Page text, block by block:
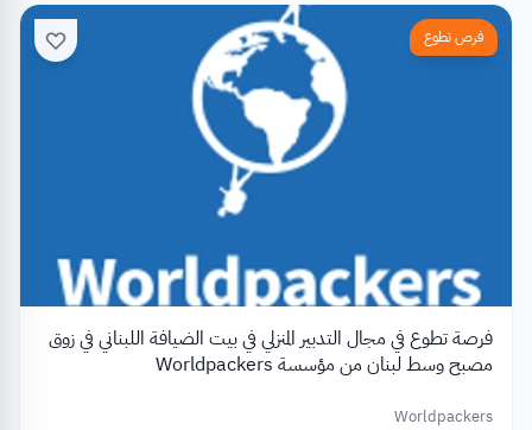
فرص تطوع
فرصة تطوع في مجال التدبير المنزلي في بيت الضيافة اللبناني في زوق
مصبح وسط لبنان من مؤسسة Worldpackers
Worldpackers